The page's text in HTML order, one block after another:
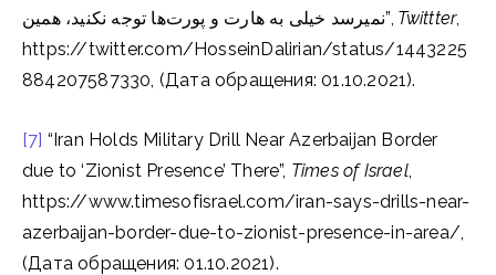
نمیرسد خیلی به هارت و پورت‌ها توجه نکنید، همین”, Twittter,
https://twitter.com/HosseinDalirian/status/1443225
884207587330, (Дата обращения: 01.10.2021).
[7] “Iran Holds Military Drill Near Azerbaijan Border
due to ‘Zionist Presence’ There”, Times of Israel,
https://www.timesofisrael.com/iran-says-drills-near-
azerbaijan-border-due-to-zionist-presence-in-area/,
(Дата обращения: 01.10.2021).